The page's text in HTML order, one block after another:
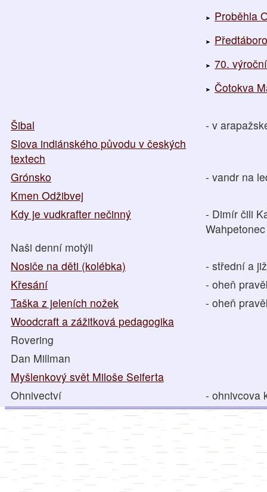
Proběhla
70.
Čotokva
Šibal
- v
Slova indiánského původu v českých
textech
Grónsko
- vandr na
Kmen Odžibvej
Kdy je vudkrafter nečinný
- Dimír čili
Wahpetonec
Naši denní motýli
Nosiče na děti (kolébka)
- střední a
Křesání
- oheň
Taška z jeleních nožek
- oheň
Woodcraft a zážitková pedagogika
Rovering
Dan Millman
Myšlenkový svět Miloše Seiferta
Ohnivectví
- ohnivcova